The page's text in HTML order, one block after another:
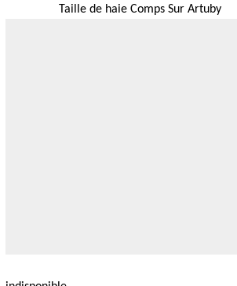
Taille de haie Comps Sur Artuby